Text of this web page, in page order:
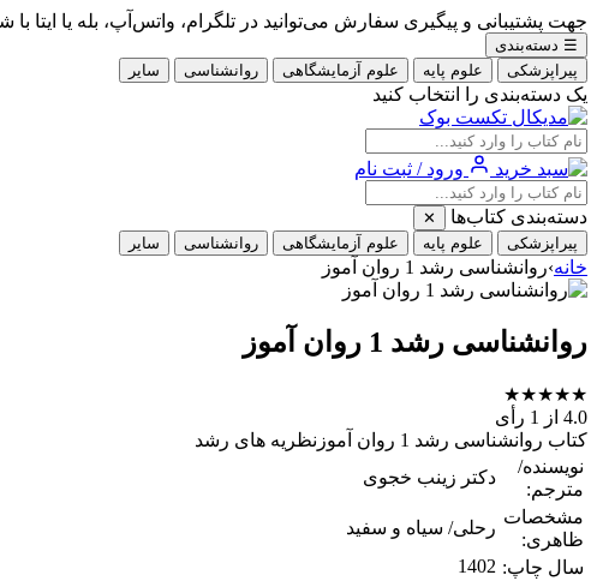
جهت پشتیبانی و پیگیری سفارش می‌توانید در تلگرام، واتس‌آپ، بله یا ایتا با شماره 09353900405 در
☰ دسته‌بندی
پیراپزشکی
علوم پایه علوم آزمایشگاهی روانشناسی سایر
یک دسته‌بندی را انتخاب کنید
ورود / ثبت نام
دسته‌بندی کتاب‌ها
✕
پیراپزشکی
علوم پایه علوم آزمایشگاهی روانشناسی سایر
خانه›روانشناسی رشد 1 روان آموز
روانشناسی رشد 1 روان آموز
★
★
★
★
★
4.0 از 1 رأی
کتاب روانشناسی رشد 1 روان آموزنظریه های رشد
نویسنده/
مترجم:
دکتر زینب خجوی
مشخصات
ظاهری:
رحلی/ سیاه و سفید
سال چاپ: 1402